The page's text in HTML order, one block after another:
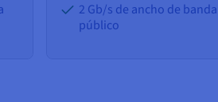
2 Gb/s de ancho de banda
público